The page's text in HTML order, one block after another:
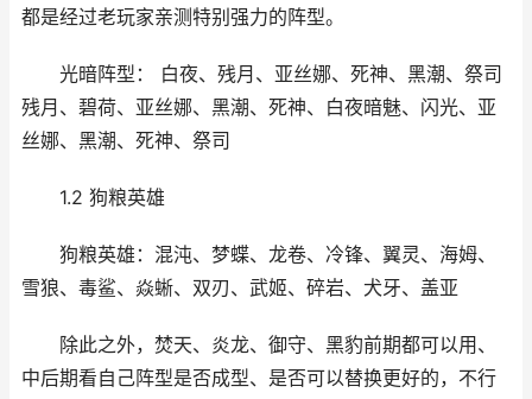
都是经过老玩家亲测特别强力的阵型。
光暗阵型： 白夜、残月、亚丝娜、死神、黑潮、祭司
残月、碧荷、亚丝娜、黑潮、死神、白夜暗魅、闪光、亚
丝娜、黑潮、死神、祭司
1.2 狗粮英雄
狗粮英雄：混沌、梦蝶、龙卷、冷锋、翼灵、海姆、
雪狼、毒鲨、焱蜥、双刃、武姬、碎岩、犬牙、盖亚
除此之外，焚天、炎龙、御守、黑豹前期都可以用、
中后期看自己阵型是否成型、是否可以替换更好的，不行